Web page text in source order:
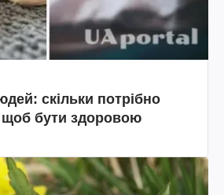
скільки потрібно
щоб бути здоровою